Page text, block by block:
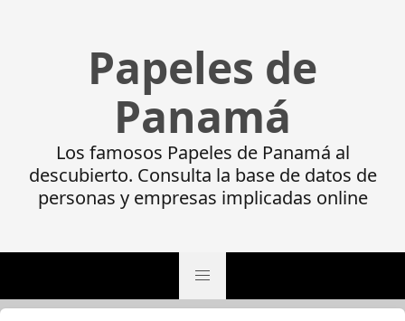
Papeles de
Panamá
Los famosos Papeles de Panamá al
descubierto. Consulta la base de datos de
personas y empresas implicadas online